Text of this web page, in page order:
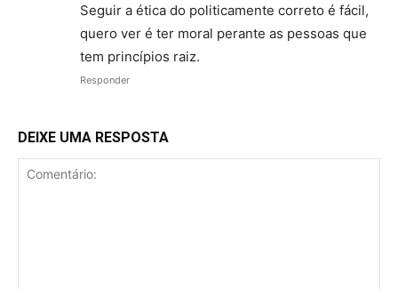
Seguir a ética do politicamente correto é fácil,
quero ver é ter moral perante as pessoas que
tem princípios raiz.
Responder
DEIXE UMA RESPOSTA